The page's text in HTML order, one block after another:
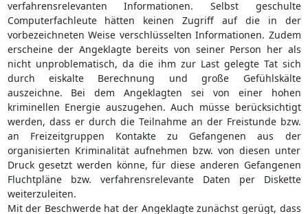
verfahrensrelevanten Informationen. Selbst geschulte
Computerfachleute hätten keinen Zugriff auf die in der
vorbezeichneten Weise verschlüsselten Informationen. Zudem
erscheine der Angeklagte bereits von seiner Person her als
nicht unproblematisch, da die ihm zur Last gelegte Tat sich
durch eiskalte Berechnung und große Gefühlskälte
auszeichne. Bei dem Angeklagten sei von einer hohen
kriminellen Energie auszugehen. Auch müsse berücksichtigt
werden, dass er durch die Teilnahme an der Freistunde bzw.
an Freizeitgruppen Kontakte zu Gefangenen aus der
organisierten Kriminalität aufnehmen bzw. von diesen unter
Druck gesetzt werden könne, für diese anderen Gefangenen
Fluchtpläne bzw. verfahrensrelevante Daten per Diskette
weiterzuleiten.
Mit der Beschwerde hat der Angeklagte zunächst gerügt, dass